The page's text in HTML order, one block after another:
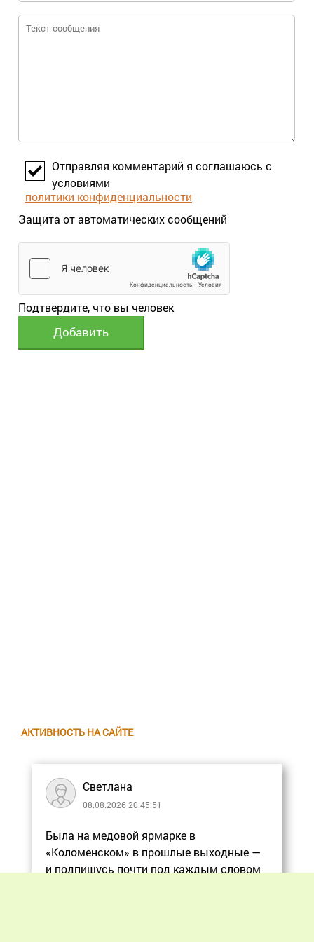
было.. Вот мое мнение
Отправляя комментарий я соглашаюсь с
условиями
политики конфиденциальности
Защита от автоматических сообщений
Подтвердите, что вы человек
АКТИВНОСТЬ НА САЙТЕ
Светлана
08.08.2026 20:45:51
Была на медовой ярмарке в
«Коломенском» в прошлые выходные —
и подпишусь почти под каждым словом